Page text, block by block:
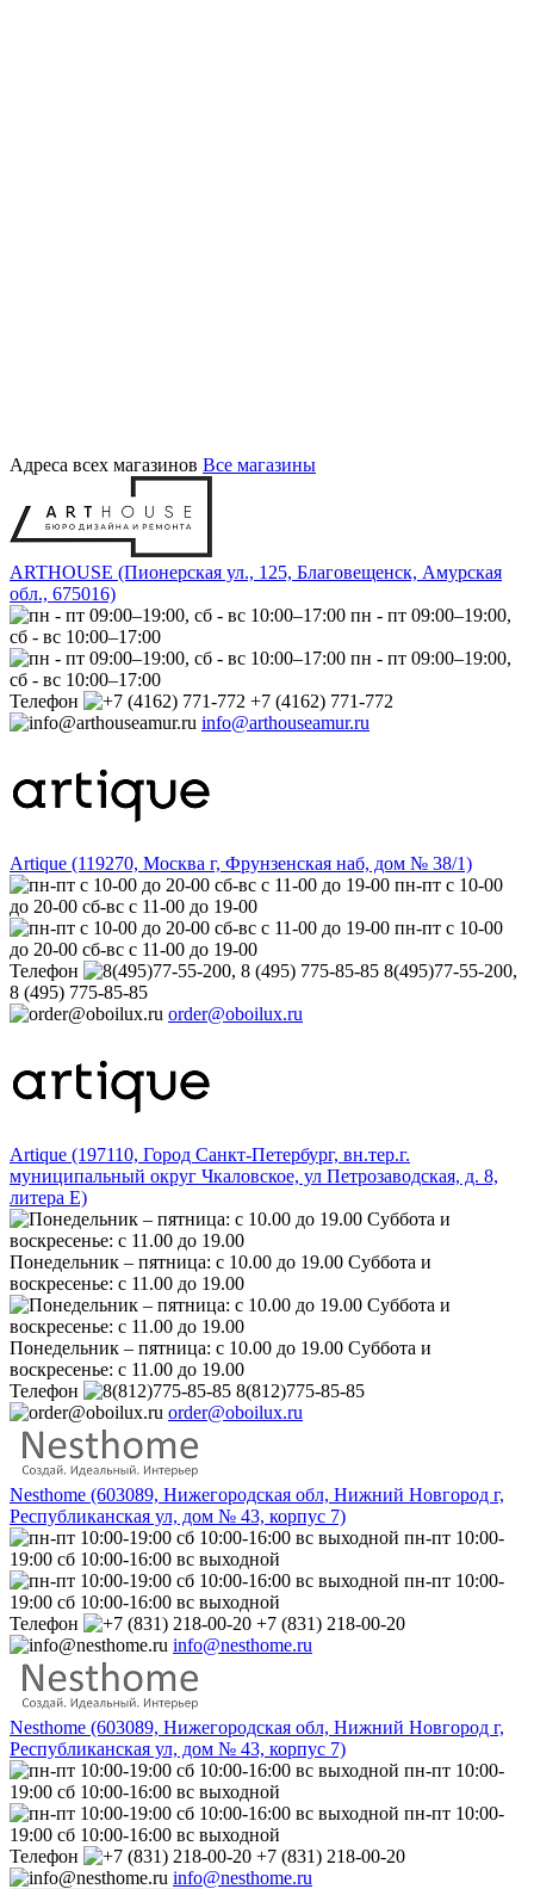
Адреса всех магазинов Все магазины
ARTHOUSE (Пионерская ул., 125, Благовещенск, Амурская
обл., 675016)
пн - пт 09:00–19:00,
сб - вс 10:00–17:00
пн - пт 09:00–19:00,
сб - вс 10:00–17:00
Телефон
+7 (4162) 771-772
info@arthouseamur.ru
Artique (119270, Москва г, Фрунзенская наб, дом № 38/1)
пн-пт с 10-00
до 20-00 сб-вс с 11-00 до 19-00
пн-пт с 10-00
до 20-00 сб-вс с 11-00 до 19-00
Телефон
8(495)77-55-200,
8 (495) 775-85-85
order@oboilux.ru
Artique (197110, Город Санкт-Петербург, вн.тер.г.
муниципальный округ Чкаловское, ул Петрозаводская, д. 8,
литера Е)
Понедельник – пятница: с 10.00 до 19.00 Суббота и
воскресенье: с 11.00 до 19.00
Понедельник – пятница: с 10.00 до 19.00 Суббота и
воскресенье: с 11.00 до 19.00
Телефон
8(812)775-85-85
order@oboilux.ru
Nesthome (603089, Нижегородская обл, Нижний Новгород г,
Республиканская ул, дом № 43, корпус 7)
пн-пт 10:00-
19:00 сб 10:00-16:00 вс выходной
пн-пт 10:00-
19:00 сб 10:00-16:00 вс выходной
Телефон
+7 (831) 218-00-20
info@nesthome.ru
Nesthome (603089, Нижегородская обл, Нижний Новгород г,
Республиканская ул, дом № 43, корпус 7)
пн-пт 10:00-
19:00 сб 10:00-16:00 вс выходной
пн-пт 10:00-
19:00 сб 10:00-16:00 вс выходной
Телефон
+7 (831) 218-00-20
info@nesthome.ru